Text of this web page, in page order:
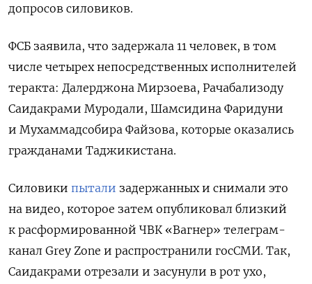
допросов силовиков.
ФСБ заявила, что задержала 11 человек, в том
числе четырех непосредственных исполнителей
теракта: Далерджона Мирзоева, Рачабализоду
Саидакрами Муродали, Шамсидина Фаридуни
и Мухаммадсобира Файзова, которые оказались
гражданами Таджикистана.
Силовики пытали задержанных и снимали это
на видео, которое затем опубликовал близкий
к расформированной ЧВК «Вагнер» телеграм-
канал Grey Zone и распространили госСМИ. Так,
Саидакрами отрезали и засунули в рот ухо,